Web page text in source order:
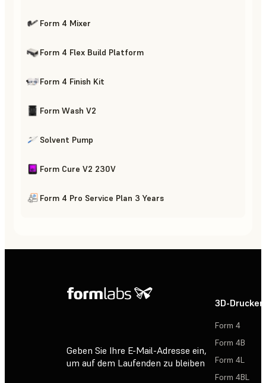
Form 4 Mixer
Form 4 Flex Build Platform
Form 4 Finish Kit
Form Wash V2
Solvent Pump
Form Cure V2 230V
Form 4 Pro Service Plan 3 Years
Geben Sie Ihre E-Mail-Adresse ein,
um auf dem Laufenden zu bleiben
3D-Drucker
Form 4
Form 4B
Form 4L
Form 4BL